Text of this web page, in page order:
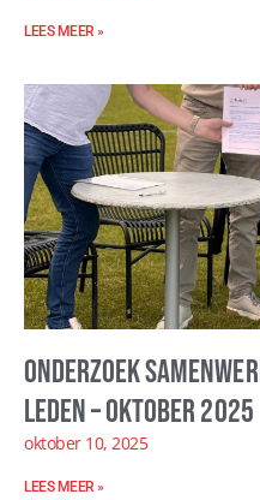
LEES MEER »
Onderzoek
leden – oktober 2025
oktober 10, 2025
LEES MEER »